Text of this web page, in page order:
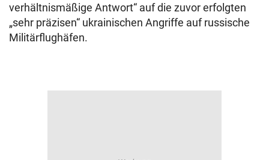
verhältnismäßige Antwort“ auf die zuvor erfolgten
„sehr präzisen“ ukrainischen Angriffe auf russische
Militärflughäfen.